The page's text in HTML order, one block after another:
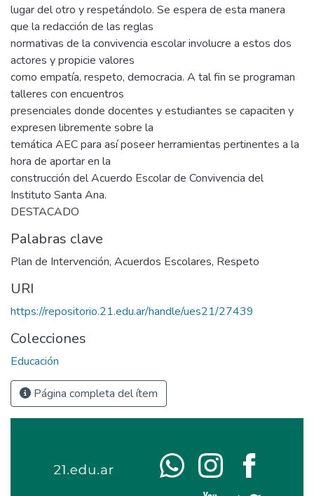
lugar del otro y respetándolo. Se espera de esta manera
que la redacción de las reglas
normativas de la convivencia escolar involucre a estos dos
actores y propicie valores
como empatía, respeto, democracia. A tal fin se programan
talleres con encuentros
presenciales donde docentes y estudiantes se capaciten y
expresen libremente sobre la
temática AEC para así poseer herramientas pertinentes a la
hora de aportar en la
construcción del Acuerdo Escolar de Convivencia del
Instituto Santa Ana.
DESTACADO
Palabras clave
Plan de Intervención, Acuerdos Escolares, Respeto
URI
https://repositorio.21.edu.ar/handle/ues21/27439
Colecciones
Educación
Página completa del ítem